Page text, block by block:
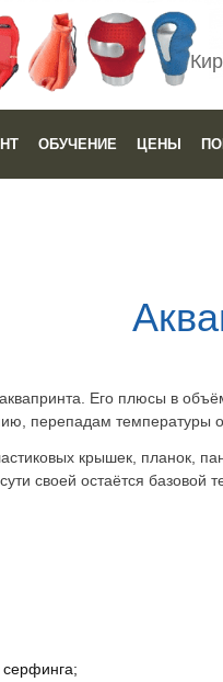
ОБУЧЕНИЕ ЦЕНЫ
Его плюсы в
перепадам температуры
крышек, планок,
своей остаётся
серфинга;